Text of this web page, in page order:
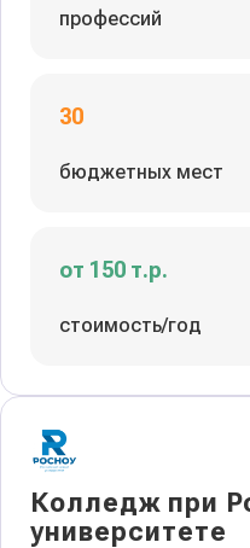
профессий
30
бюджетных мест
от 150 т.р.
стоимость/год
Колледж при
университете